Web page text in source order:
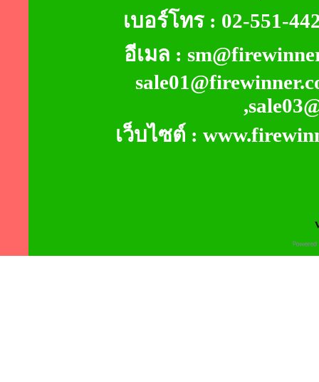
เบอร์โทร : 02-551-
อีเมล :
เว็บไซต์ :